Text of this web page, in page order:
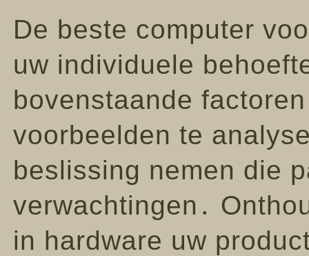
De beste computer
uw individuele
bovenstaande
voorbeelden te
beslissing nemen die
verwachtingen․
in hardware uw